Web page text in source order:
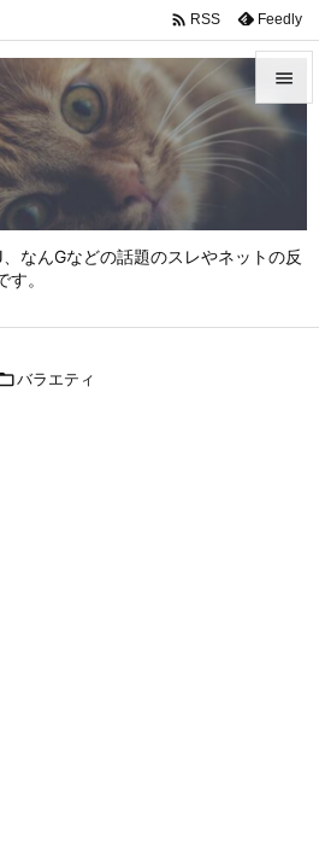
なんGなどの話題のスレやネットの反
。



 RSS Feedly
バラエティ